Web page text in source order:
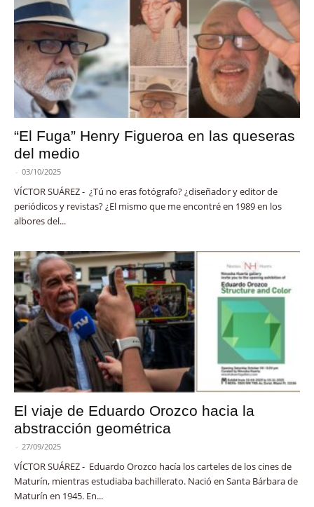
“El Fuga” Henry Figueroa en las queseras
del medio
- 03/10/2025
VÍCTOR SUÁREZ - ¿Tú no eras fotógrafo? ¿diseñador y editor de
periódicos y revistas? ¿El mismo que me encontré en 1989 en los
albores del...
El viaje de Eduardo Orozco hacia la
abstracción geométrica
- 27/09/2025
VÍCTOR SUÁREZ - Eduardo Orozco hacía los carteles de los cines de
Maturín, mientras estudiaba bachillerato. Nació en Santa Bárbara de
Maturín en 1945. En...